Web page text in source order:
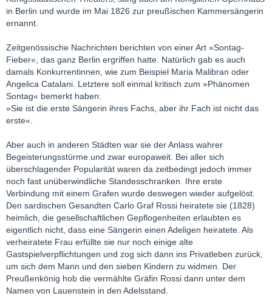
in Berlin und wurde im Mai 1826 zur preußischen Kammersängerin
ernannt.
Zeitgenössische Nachrichten berichten von einer Art »Sontag-
Fieber«, das ganz Berlin ergriffen hatte. Natürlich gab es auch
damals Konkurrentinnen, wie zum Beispiel Maria Malibran oder
Angelica Catalani. Letztere soll einmal kritisch zum »Phänomen
Sontag« bemerkt haben:
»Sie ist die erste Sängerin ihres Fachs, aber ihr Fach ist nicht das
erste«.
Aber auch in anderen Städten war sie der Anlass wahrer
Begeisterungsstürme und zwar europaweit. Bei aller sich
überschlagender Popularität waren da zeitbedingt jedoch immer
noch fast unüberwindliche Standesschranken. Ihre erste
Verbindung mit einem Grafen wurde deswegen wieder aufgelöst.
Den sardischen Gesandten Carlo Graf Rossi heiratete sie (1828)
heimlich, die gesellschaftlichen Gepflogenheiten erlaubten es
eigentlich nicht, dass eine Sängerin einen Adeligen heiratete. Als
verheiratete Frau erfüllte sie nur noch einige alte
Gastspielverpflichtungen und zog sich dann ins Privatleben zurück,
um sich dem Mann und den sieben Kindern zu widmen. Der
Preußenkönig hob die vermählte Gräfin Rossi dann unter dem
Namen von Lauenstein in den Adelsstand.